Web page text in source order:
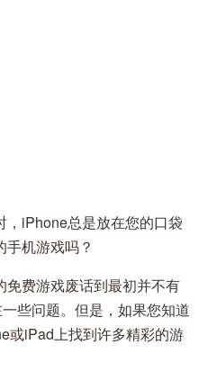
，iPhone总是放在您的口袋
机游戏吗？
免费游戏废话到最初并不有
些问题。但是，如果您知道
或iPad上找到许多精彩的游